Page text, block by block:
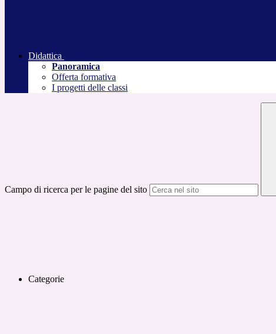
Didattica
Panoramica
Offerta formativa
I progetti delle classi
Campo di ricerca per le pagine del sito
Categorie